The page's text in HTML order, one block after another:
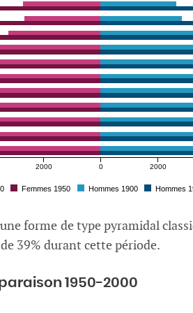
2000 0 2000
Femmes 1950 Hommes 1900
Hommes
forme de type pyramidal
39% durant cette période.
1950-2000